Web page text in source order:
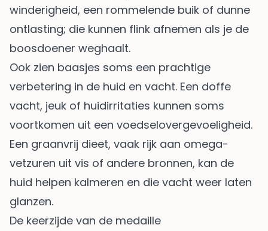
winderigheid, een rommelende buik of dunne
ontlasting; die kunnen flink afnemen als je de
boosdoener weghaalt.
Ook zien baasjes soms een prachtige
verbetering in de huid en vacht. Een doffe
vacht, jeuk of huidirritaties kunnen soms
voortkomen uit een voedselovergevoeligheid.
Een graanvrij dieet, vaak rijk aan omega-
vetzuren uit vis of andere bronnen, kan de
huid helpen kalmeren en die vacht weer laten
glanzen.
De keerzijde van de medaille